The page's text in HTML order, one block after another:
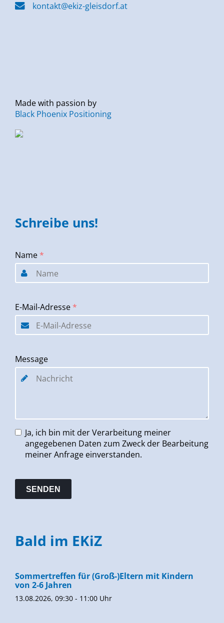
kontakt@ekiz-gleisdorf.at
Made with passion by
Black Phoenix Positioning
Schreibe uns!
Name *
E-Mail-Adresse *
Message
Ja, ich bin mit der Verarbeitung meiner
angegebenen Daten zum Zweck der Bearbeitung
meiner Anfrage einverstanden.
Bald im EKiZ
Sommertreffen für (Groß-)Eltern mit Kindern
von 2-6 Jahren
13.08.2026, 09:30 - 11:00 Uhr